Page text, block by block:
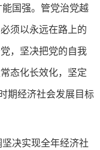
国强。管党治党越
须以永远在路上的
，坚决把党的自我
态化长效化，坚定
期经济社会发展目标
决实现全年经济社